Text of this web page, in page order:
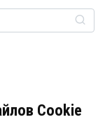
Cookie